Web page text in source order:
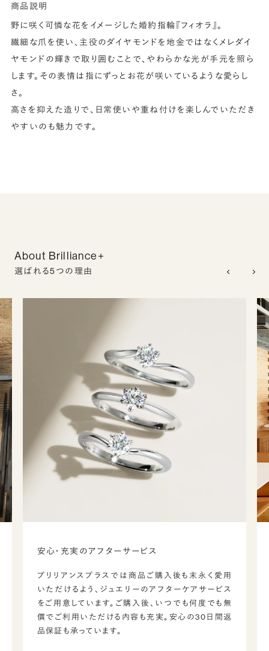
商品説明
野に咲く可憐な花をイメージした婚約指輪『フィオラ』。
繊細な爪を使い、主役のダイヤモンドを地金ではなくメレダイ
ヤモンドの輝きで取り囲むことで、やわらかな光が手元を照ら
します。その表情は指にずっとお花が咲いているような愛らし
さ。
高さを抑えた造りで、日常使いや重ね付けを楽しんでいただき
やすいのも魅力です。
About Brilliance+
選ばれる5つの理由
安心・充実のアフターサービス
ブリリアンスプラスでは商品ご購入後も末永く愛用
いただけるよう、ジュエリーのアフターケアサービス
をご用意しています。ご購入後、いつでも何度でも無
償でご利用いただける内容も充実。安心の30日間返
品保証も承っています。